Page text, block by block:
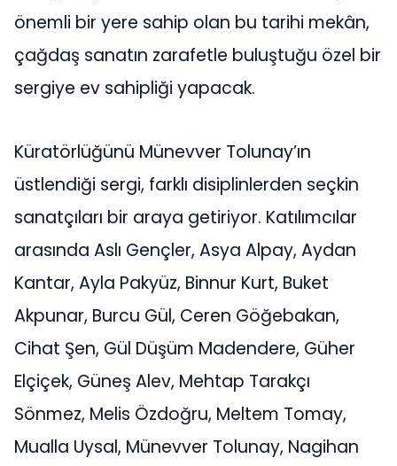
önemli bir yere sahip olan bu tarihi mekân,
çağdaş sanatın zarafetle buluştuğu özel bir
sergiye ev sahipliği yapacak.
Küratörlüğünü Münevver Tolunay’ın
üstlendiği sergi, farklı disiplinlerden seçkin
sanatçıları bir araya getiriyor. Katılımcılar
arasında Aslı Gençler, Asya Alpay, Aydan
Kantar, Ayla Pakyüz, Binnur Kurt, Buket
Akpunar, Burcu Gül, Ceren Göğebakan,
Cihat Şen, Gül Düşüm Madendere, Güher
Elçiçek, Güneş Alev, Mehtap Tarakçı
Sönmez, Melis Özdoğru, Meltem Tomay,
Mualla Uysal, Münevver Tolunay, Nagihan